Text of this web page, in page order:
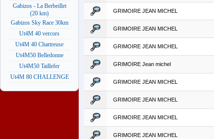
Gabizos - La Berbeillet
(20 km)
Gabizos Sky Race 30km
Ut4M 40 vercors
Ut4M 40 Chartreuse
Ut4M50 Belledonne
Ut4M50 Taillefer
Ut4M 80 CHALLENGE
GRIMOIRE JEAN MICHEL
GRIMOIRE JEAN MICHEL
GRIMOIRE JEAN MICHEL
GRIMOIRE Jean michel
GRIMOIRE JEAN MICHEL
GRIMOIRE JEAN MICHEL
GRIMOIRE JEAN MICHEL
GRIMOIRE JEAN MICHEL